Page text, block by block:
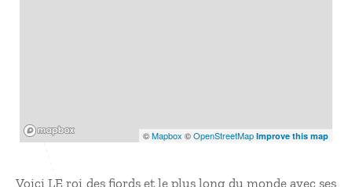
©Mapbox ©OpenStreetMap Improve this map
Voici LE roi des fjords et le plus long du monde avec ses